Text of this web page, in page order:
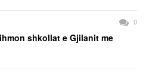
0
shkollat e Gjilanit me